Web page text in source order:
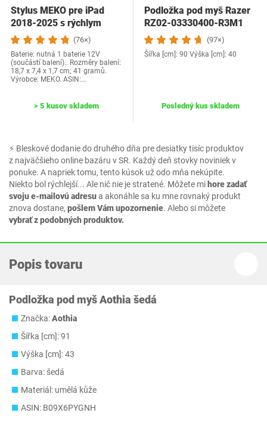
⚡ Bleskové dodanie do druhého dňa pre desiatky tisíc produktov
z najväčšieho online bazáru v SR. Každý deň stovky noviniek v
ponuke. A napriek tomu, tento kúsok už odo mňa nekúpite.
Niekto bol rýchlejší... Ale nič nie je stratené. Môžete mihore zadať
svoju e-mailovú adresua akonáhle sa ku mne rovnaký produkt
znova dostane, pošlem Vám upozornenie. Alebo si môžete
vybrať z podobných produktov.
Stylus MEKO pre iPad
2018-2025 s rýchlym
nabíjaním,…
(76×)
Baterie: nutná 1 baterie 12V
(součástí balení).. Rozměry balení:
18,7 x 7,4 x 1,7 cm; 41 gramů.
Výrobce: MEKO. ASIN:…
> 5 kusov skladem
Podložka pod myš Razer
RZ02-03330400-R3M1
(97×)
Šířka [cm]: 90 Výška [cm]: 40
Posledný kus skladem
Popis tovaru
Podložka pod myš Aothia šedá
Značka:Aothia
Šířka [cm]: 91
Výška [cm]: 43
Barva: šedá
Materiál: umělá kůže
ASIN: B09X6PYGNH